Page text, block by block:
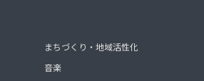
まちづくり・地域活性化
音楽